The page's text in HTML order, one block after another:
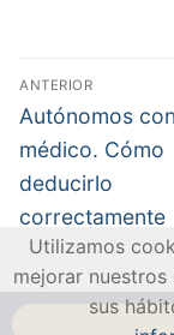
ANTERIOR
Autónomos
médico. Cómo
deducirlo
correctamente
Utilizamos
mejorar
sus